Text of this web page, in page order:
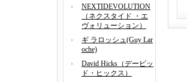
NEXTIDEVOLUTION
（ネクスタイド ・エ
ヴォリューション）
ギ ラロッシュ(Guy Lar
oche)
David Hicks（デービッ
ド・ヒックス）